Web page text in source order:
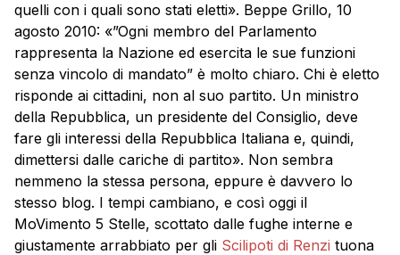
quelli con i quali sono stati eletti». Beppe Grillo, 10
agosto 2010: «”Ogni membro del Parlamento
rappresenta la Nazione ed esercita le sue funzioni
senza vincolo di mandato” è molto chiaro. Chi è eletto
risponde ai cittadini, non al suo partito. Un ministro
della Repubblica, un presidente del Consiglio, deve
fare gli interessi della Repubblica Italiana e, quindi,
dimettersi dalle cariche di partito». Non sembra
nemmeno la stessa persona, eppure è davvero lo
stesso blog. I tempi cambiano, e così oggi il
MoVimento 5 Stelle, scottato dalle fughe interne e
giustamente arrabbiato per gli Scilipoti di Renzi tuona